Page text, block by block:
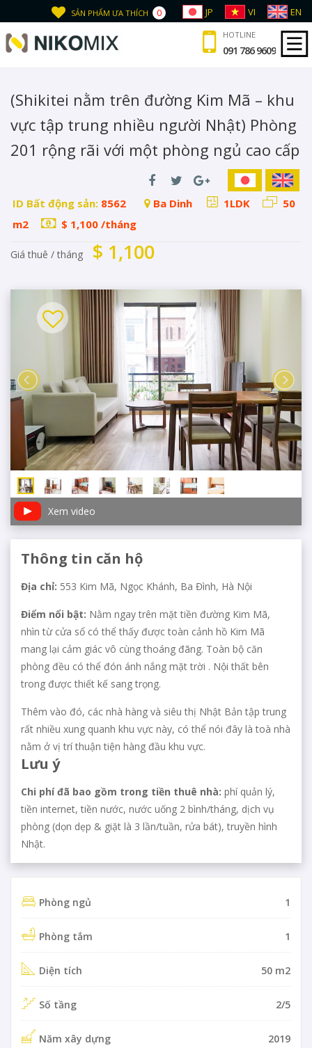
SẢN PHẨM ƯA THÍCH 0 JP VI EN
HOTLINE
091 786 9609
(Shikitei nằm trên đường Kim Mã – khu
vực tập trung nhiều người Nhật) Phòng
201 rộng rãi với một phòng ngủ cao cấp
ID Bất động sản: 8562 Ba Dinh 1LDK
50
m2
$ 1,100 /tháng
Giá thuê / tháng $ 1,100
Xem video
Thông tin căn hộ
Địa chỉ: 553 Kim Mã, Ngọc Khánh, Ba Đình, Hà Nội
Điểm nổi bật: Nằm ngay trên mặt tiền đường Kim Mã,
nhìn từ cửa sổ có thể thấy được toàn cảnh hồ Kim Mã
mang lại cảm giác vô cùng thoáng đãng. Toàn bộ căn
phòng đều có thể đón ánh nắng mặt trời . Nội thất bên
trong được thiết kế sang trọng.
Thêm vào đó, các nhà hàng và siêu thị Nhật Bản tập trung
rất nhiều xung quanh khu vực này, có thể nói đây là toà nhà
nằm ở vị trí thuận tiện hàng đầu khu vực.
Lưu ý
Chi phí đã bao gồm trong tiền thuê nhà: phí quản lý,
tiền internet, tiền nước, nước uống 2 bình/tháng, dịch vụ
phòng (dọn dẹp & giặt là 3 lần/tuần, rửa bát), truyền hình
Nhật.
Phòng ngủ 1
Phòng tắm 1
Diện tích 50 m2
Số tầng 2/5
Năm xây dựng 2019